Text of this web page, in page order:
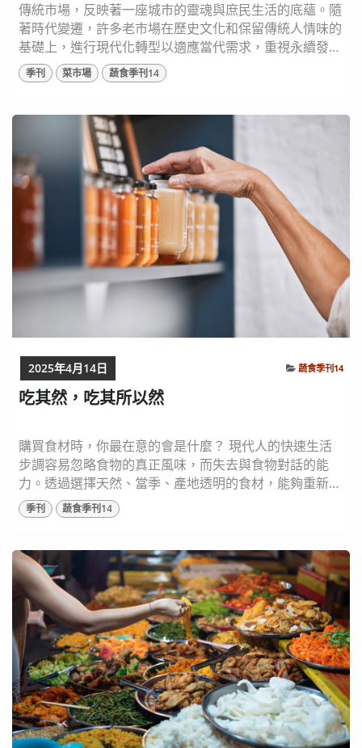
傳統市場，反映著一座城市的靈魂與庶民生活的底蘊。隨
著時代變遷，許多老市場在歷史文化和保留傳統人情味的
基礎上，進行現代化轉型以適應當代需求，重視永續發
展、改善衛生條件、融入藝術裝置和烹飪體驗活動等，完
美融合傳統和現代的體現，藉此吸引年輕一代的目光。
織而成的精彩故事。 圖片來源：shutterstock 牛車水市
場｜新加坡 牛車水市場在 1930 年...
季刊 菜市場 蔬食季刊14
吃其然，吃其所以然
購買食材時，你最在意的會是什麼？ 現代人的快速生活
步調容易忽略食物的真正風味，而失去與食物對話的能
力。透過選擇天然、當季、產地透明的食材，能夠重新連
結回土地，成為聰明的消費者。習慣在家中烹飪，不僅有
助健康，也能培養孩子對食物的認識，透過簡單的家常菜
飯，同時了解餐桌上的每種食材，這樣不僅能吃其然，也
能吃出其所以然。 圖片來源：shutterstock...
季刊 蔬食季刊14
2025年4月14日 蔬食季刊14